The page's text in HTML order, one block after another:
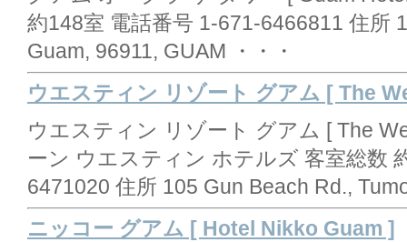
約148室 電話番号 1-671-6466811 住所
Guam, 96911, GUAM ・・・
ウエスティン リゾート グアム [ The
ウエスティン リゾート グアム [ The
ーン ウエスティン ホテルズ 客室総数
6471020 住所 105 Gun Beach Rd.,
ニッコー グアム [ Hotel Nikko Guam ]